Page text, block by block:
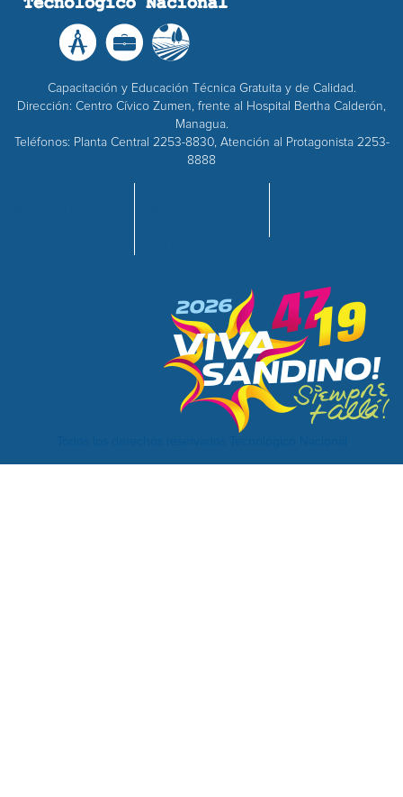
Capacitación y Educación Técnica Gratuita y de Calidad.
Dirección: Centro Cívico Zumen, frente al Hospital Bertha Calderón,
Managua.
Teléfonos: Planta Central 2253-8830, Atención al Protagonista 2253-
8888